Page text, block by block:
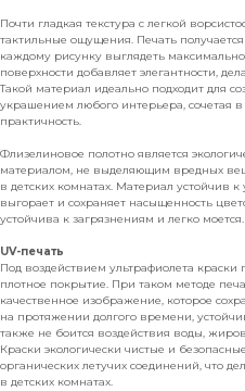
Почти гладкая текстура с легкой
тактильные ощущения. Печать
каждому рисунку выглядеть
поверхности добавляет элегантности,
Такой материал идеально подходит для
украшением любого интерьера, сочетая в
практичность.
Флизелиновое полотно является
материалом, не выделяющим вредных
в детских комнатах. Материал устойчив
выгорает и сохраняет насыщенность
устойчива к загрязнениям и легко моется.
UV-печать
Под воздействием ультрафиолета
плотное покрытие. При таком методе
качественное изображение, которое
на протяжении долгого времени,
также не боится воздействия воды,
Краски экологически чистые и
органических летучих соединений, что
в детских комнатах.